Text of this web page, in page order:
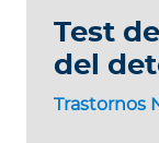
Trastornos
Test
del